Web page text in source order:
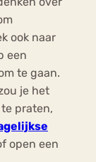
ook naar
een
te gaan.
je het
praten,
open een